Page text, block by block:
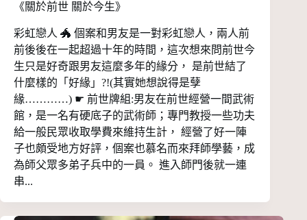
《關於前世 關於今生》
彩虹戀人 🐲 個案和男友是一對彩虹戀人，兩人前
前後後在一起超過十年的時間，這次想來問前世今
生只是好奇跟男友這麼多年的緣分， 是前世結了
什麼樣的「好緣」?!(其實她想說得是孽
緣…………) ☛ 前世牌組:男友在前世經營一間武術
館，是一名有硬底子的武術師；專門教授一些功夫
給一般民眾收取學費來維持生計， 經營了好一陣
子也頗受地方好評，個案也慕名而來拜師學藝，成
為師父眾多弟子兵中的一員。 進入師門後就一連
串...